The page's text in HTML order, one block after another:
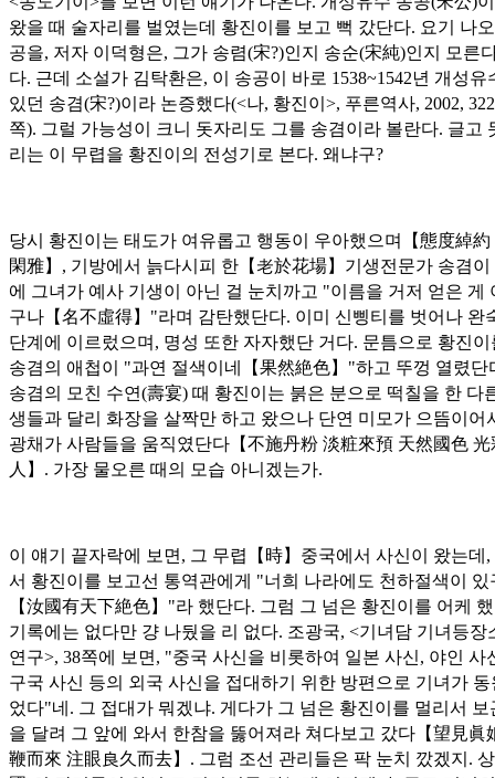
왔을 때 술자리를 벌였는데 황진이를 보고 뻑 갔단다. 요기 나
공을, 저자 이덕형은, 그가 송렴(宋?)인지 송순(宋純)인지 모른
다. 근데 소설가 김탁환은, 이 송공이 바로 1538~1542년 개성유
있던 송겸(宋?)이라 논증했다(<나, 황진이>, 푸른역사, 2002,
쪽). 그럴 가능성이 크니 돗자리도 그를 송겸이라 볼란다. 글고
리는 이 무렵을 황진이의 전성기로 본다. 왜냐구?
당시 황진이는 태도가 여유롭고 행동이 우아했으며【態度綽約
閑雅】, 기방에서 늙다시피 한【 老於花場】기생전문가 송겸이
에 그녀가 예사 기생이 아닌 걸 눈치까고 "이름을 거저 얻은 게
구나【名不虛得】"라며 감탄했단다. 이미 신삥티를 벗어나 완
단계에 이르렀으며, 명성 또한 자자했단 거다. 문틈으로 황진이
송겸의 애첩이 "과연 절색이네【果然絶色】"하고 뚜껑 열렸단
송겸의 모친 수연(壽宴) 때 황진이는 붉은 분으로 떡칠을 한 다
생들과 달리 화장을 살짝만 하고 왔으나 단연 미모가 으뜸이어
광채가 사람들을 움직였단다【不施丹粉 淡粧來預 天然國色 光
人 】. 가장 물오른 때의 모습 아니겠는가.
이 얘기 끝자락에 보면, 그 무렵【 時】중국에서 사신이 왔는데,
서 황진이를 보고선 통역관에게 "너희 나라에도 천하절색이 있
【汝國有天下絶色】"라 했단다. 그럼 그 넘은 황진이를 어케
기록에는 없다만 걍 나뒀을 리 없다. 조광국, <기녀담 기녀등장
연구>, 38쪽에 보면, "중국 사신을 비롯하여 일본 사신, 야인 사
구국 사신 등의 외국 사신을 접대하기 위한 방편으로 기녀가 동
었다"네. 그 접대가 뭐겠냐. 게다가 그 넘은 황진이를 멀리서 보
을 달려 그 앞에 와서 한참을 뚫어져라 쳐다보고 갔다【望見眞
鞭而來 注眼良久而去】. 그럼 조선 관리들은 팍 눈치 깠겠지.